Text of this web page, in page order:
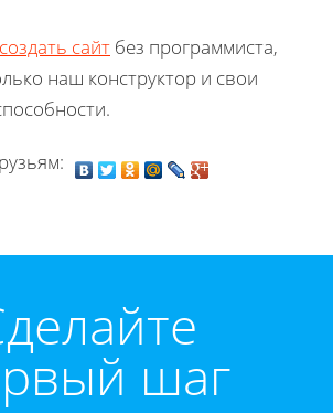
создать сайт без программиста,
наш конструктор и свои
шаг